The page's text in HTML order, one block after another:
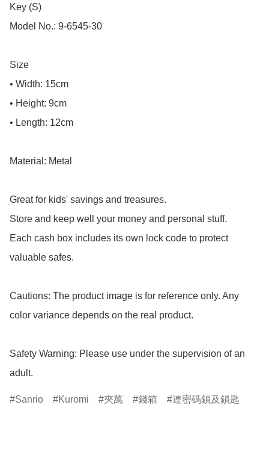
Key (S)
Model No.: 9-6545-30
Size
• Width: 15cm
• Height: 9cm
• Length: 12cm
Material: Metal
Great for kids' savings and treasures.
Store and keep well your money and personal stuff.
Each cash box includes its own lock code to protect
valuable safes.
Cautions: The product image is for reference only. Any
color variance depends on the real product.
Safety Warning: Please use under the supervision of an
adult.
Sanrio Kuromi 夾萬 錢箱 連密碼鎖及鎖匙